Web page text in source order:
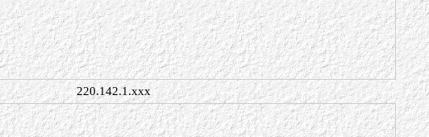
220.142.1.xxx